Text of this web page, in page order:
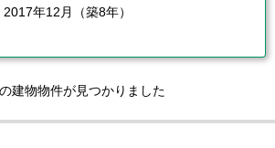
2017年12月（築8年）
建物物件が見つかりました